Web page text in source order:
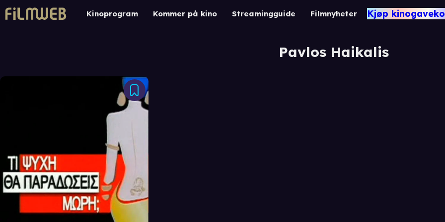
Kinoprogram Kommer på kino Streamingguide Filmnyheter Kjøp
Pavlos Haikalis